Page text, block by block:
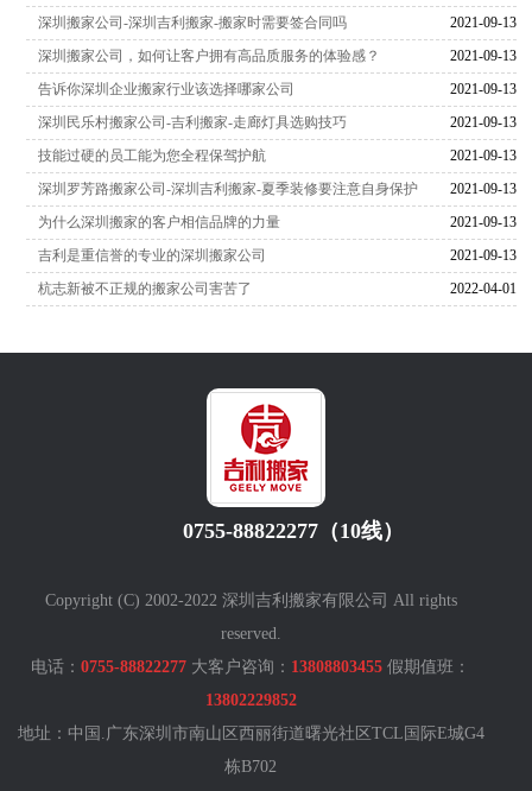
2021-09-13
深圳搬家公司-深圳吉利搬家-搬家时需要签合同吗
2021-09-13
深圳搬家公司，如何让客户拥有高品质服务的体验感？
2021-09-13
告诉你深圳企业搬家行业该选择哪家公司
2021-09-13
深圳民乐村搬家公司-吉利搬家-走廊灯具选购技巧
2021-09-13
技能过硬的员工能为您全程保驾护航
2021-09-13
深圳罗芳路搬家公司-深圳吉利搬家-夏季装修要注意自身保护
2021-09-13
为什么深圳搬家的客户相信品牌的力量
2021-09-13
吉利是重信誉的专业的深圳搬家公司
2022-04-01
杭志新被不正规的搬家公司害苦了
0755-88822277（10线）
Copyright (C) 2002-2022 深圳吉利搬家有限公司 All rights
reserved.
电话：0755-88822277 大客户咨询： 13808803455 假期值班：
13802229852
地址：中国.广东深圳市南山区西丽街道曙光社区TCL国际E城G4
栋B702